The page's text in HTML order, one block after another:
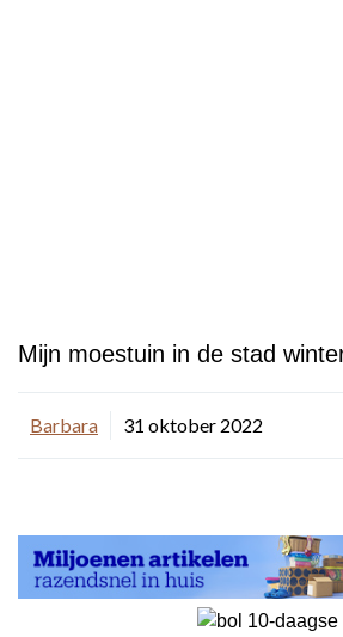
Mijn moestuin in de stad
Barbara 31 oktober 2022